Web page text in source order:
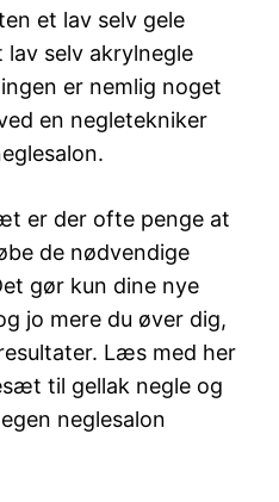
et lav selv gele
selv akrylnegle
er nemlig noget
en negletekniker
er der ofte penge at
de nødvendige
gør kun dine nye
jo mere du øver dig,
Læs med her
til gellak negle og
neglesalon